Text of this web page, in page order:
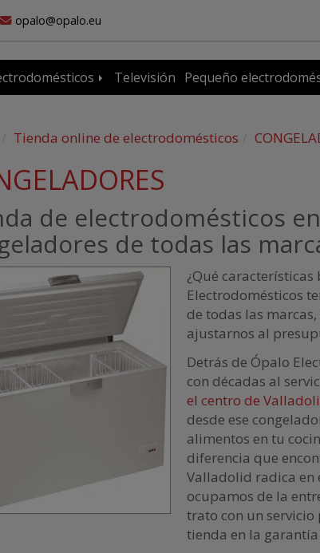
opalo opalo.eu
Televisión Pequeño
Tienda online de electrodomésticos
de electrodomésticos
de todas las
¿Qué características
Electrodomésticos
de todas las
ajustarnos al
Detrás de Ópalo
con décadas al
el centro de
desde ese
alimentos en tu
diferencia que
Valladolid radica en
ocupamos de la
trato con un servicio
tienda en la